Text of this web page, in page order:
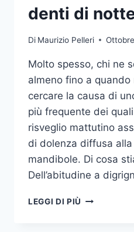
denti di
Di Maurizio Pelleri
Molto spesso, chi ne
almeno fino a
cercare la causa di
più frequente dei
risveglio mattutino
di dolenza diffusa
mandibole. Di cosa
Dell’abitudine a
LEGGI DI PIÙ COME